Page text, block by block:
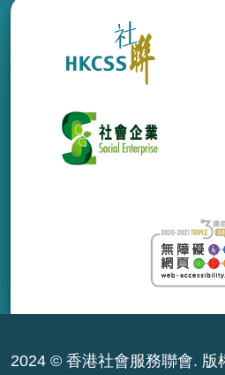
2024 © 香港社會服務聯會. 版